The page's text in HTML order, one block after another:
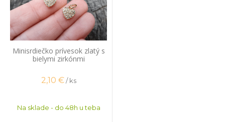
Minisrdiečko prívesok zlatý s
bielymi zirkónmi
2,10 € / ks
Na sklade - do 48h u teba